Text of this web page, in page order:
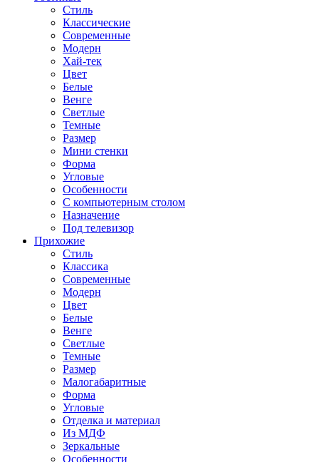
Стиль
Классические
Современные
Модерн
Хай-тек
Цвет
Белые
Венге
Светлые
Темные
Размер
Мини стенки
Форма
Угловые
Особенности
С компьютерным столом
Назначение
Под телевизор
Прихожие
Стиль
Классика
Современные
Модерн
Цвет
Белые
Венге
Светлые
Темные
Размер
Малогабаритные
Форма
Угловые
Отделка и материал
Из МДФ
Зеркальные
Особенности